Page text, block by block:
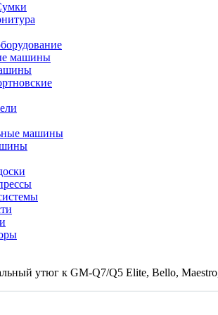
машины
машины
утюг к GM-Q7/Q5 Elite, Bello,